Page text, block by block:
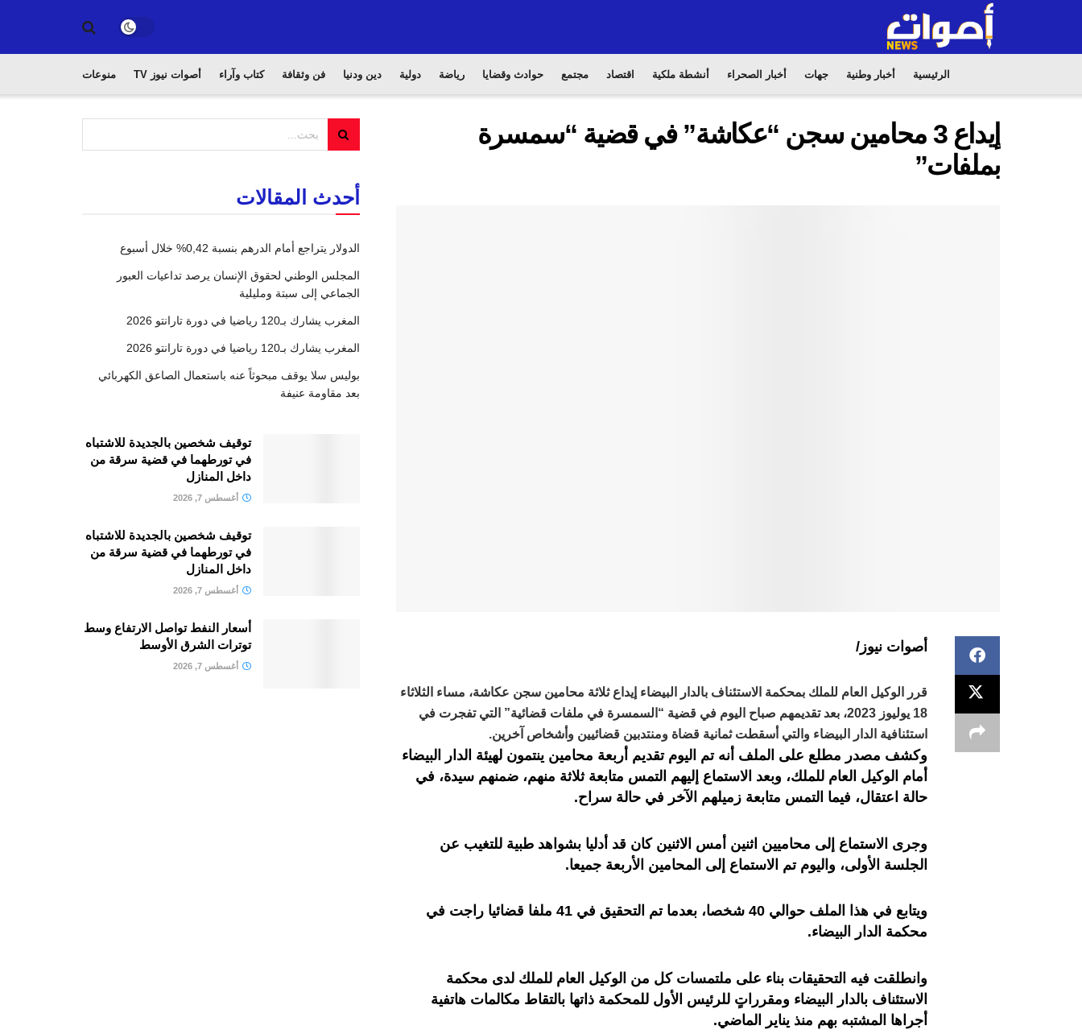
الرئيسية أخبار وطنية جهات أخبار الصحراء أنشطة ملكية اقتصاد مجتمع حوادث وقضايا رياضة دولية دين ودنيا فن وثقافة كتاب وآراء أصوات نيوز TV منوعات
إيداع 3 محامين سجن “عكاشة” في قضية “سمسرة
بملفات”
أصوات نيوز/
قرر الوكيل العام للملك بمحكمة الاستئناف بالدار البيضاء إيداع ثلاثة محامين سجن عكاشة، مساء الثلاثاء
18 يوليوز 2023، بعد تقديمهم صباح اليوم في قضية “السمسرة في ملفات قضائية” التي تفجرت في
استئنافية الدار البيضاء والتي أسقطت ثمانية قضاة ومنتدبين قضائيين وأشخاص آخرين.
وكشف مصدر مطلع على الملف أنه تم اليوم تقديم أربعة محامين ينتمون لهيئة الدار البيضاء
أمام الوكيل العام للملك، وبعد الاستماع إليهم التمس متابعة ثلاثة منهم، ضمنهم سيدة، في
حالة اعتقال، فيما التمس متابعة زميلهم الآخر في حالة سراح.
وجرى الاستماع إلى محاميين اثنين أمس الاثنين كان قد أدليا بشواهد طبية للتغيب عن
الجلسة الأولى، واليوم تم الاستماع إلى المحامين الأربعة جميعا.
ويتابع في هذا الملف حوالي 40 شخصا، بعدما تم التحقيق في 41 ملفا قضائيا راجت في
محكمة الدار البيضاء.
وانطلقت فيه التحقيقات بناء على ملتمسات كل من الوكيل العام للملك لدى محكمة
الاستئناف بالدار البيضاء ومقرراتٍ للرئيس الأول للمحكمة ذاتها بالتقاط مكالمات هاتفية
أجراها المشتبه بهم منذ يناير الماضي.
أحدث المقالات
الدولار يتراجع أمام الدرهم بنسبة 0,42% خلال أسبوع
المجلس الوطني لحقوق الإنسان يرصد تداعيات العبور
الجماعي إلى سبتة ومليلية
المغرب يشارك بـ120 رياضيا في دورة تارانتو 2026
المغرب يشارك بـ120 رياضيا في دورة تارانتو 2026
بوليس سلا يوقف مبحوثاً عنه باستعمال الصاعق الكهربائي
بعد مقاومة عنيفة
توقيف شخصين بالجديدة للاشتباه
في تورطهما في قضية سرقة من
داخل المنازل
أغسطس 7, 2026
توقيف شخصين بالجديدة للاشتباه
في تورطهما في قضية سرقة من
داخل المنازل
أغسطس 7, 2026
أسعار النفط تواصل الارتفاع وسط
توترات الشرق الأوسط
أغسطس 7, 2026